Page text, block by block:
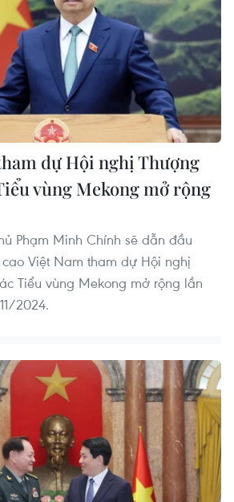
dự Hội nghị Thượng
vùng Mekong mở rộng
Phạm Minh Chính sẽ dẫn đầu
Việt Nam tham dự Hội nghị
Tiểu vùng Mekong mở rộng lần
2024.